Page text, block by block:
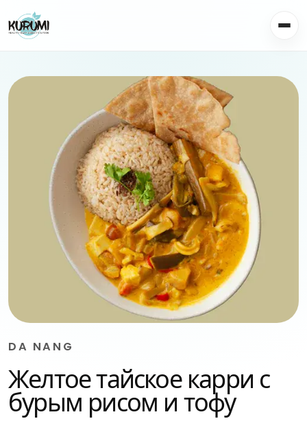
DA NANG
Желтое тайское карри с
бурым рисом и тофу